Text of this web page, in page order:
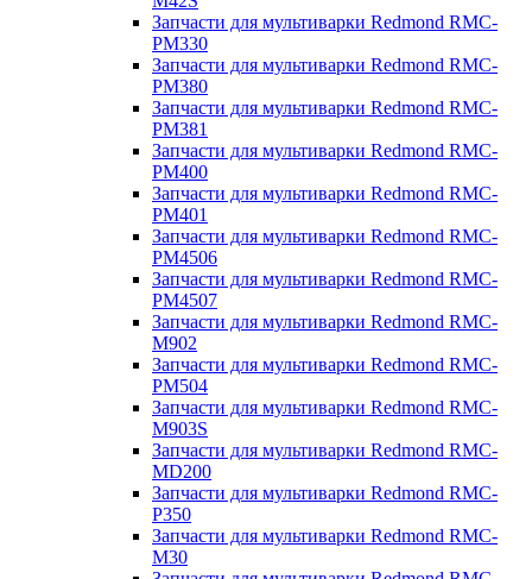
Запчасти для мультиварки Redmond RMC-
PM330
Запчасти для мультиварки Redmond RMC-
PM380
Запчасти для мультиварки Redmond RMC-
PM381
Запчасти для мультиварки Redmond RMC-
PM400
Запчасти для мультиварки Redmond RMC-
PM401
Запчасти для мультиварки Redmond RMC-
PM4506
Запчасти для мультиварки Redmond RMC-
PM4507
Запчасти для мультиварки Redmond RMC-
M902
Запчасти для мультиварки Redmond RMC-
PM504
Запчасти для мультиварки Redmond RMC-
M903S
Запчасти для мультиварки Redmond RMC-
MD200
Запчасти для мультиварки Redmond RMC-
P350
Запчасти для мультиварки Redmond RMC-
M30